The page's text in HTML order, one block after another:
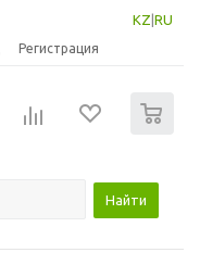
KZ RU
Регистрация
Найти